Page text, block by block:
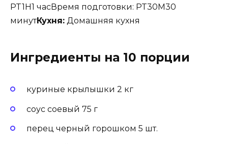
PT1H1 часВремя подготовки: PT30M30
минутКухня: Домашняя кухня
Ингредиенты на 10 порции
куриные крылышки 2 кг
соус соевый 75 г
перец черный горошком 5 шт.